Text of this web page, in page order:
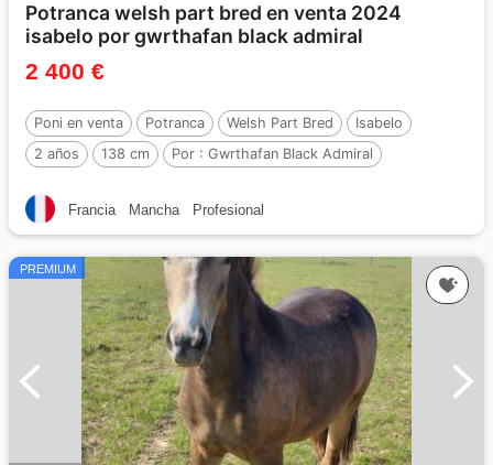
Potranca welsh part bred en venta 2024
isabelo por gwrthafan black admiral
2 400 €
Poni en venta Potranca Welsh Part Bred
Isabelo
2 años
138 cm Por : Gwrthafan Black Admiral
Francia Mancha Profesional
PREMIUM